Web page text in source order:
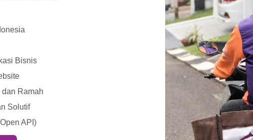
Bisnis
Ramah
Solutif
API)